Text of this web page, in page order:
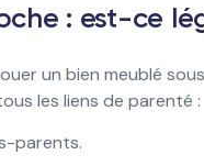
: est-ce
un bien meublé
les liens de parenté :
parents.